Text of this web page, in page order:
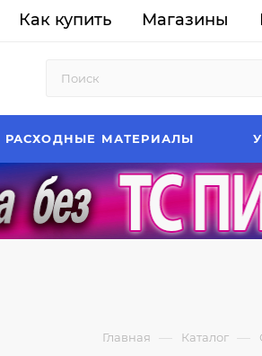
Как купить Магазины
РАСХОДНЫЕ МАТЕРИАЛЫ
Главная — Каталог —